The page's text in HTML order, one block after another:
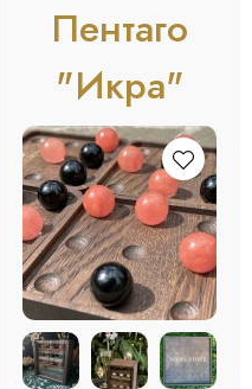
Пентаго
"Икра"